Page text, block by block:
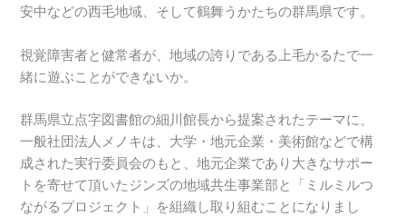
安中などの西毛地域、そして鶴舞うかたちの群馬県です。
視覚障害者と健常者が、地域の誇りである上毛かるたで一
緒に遊ぶことができないか。
群馬県立点字図書館の細川館長から提案されたテーマに、
一般社団法人メノキは、大学・地元企業・美術館などで構
成された実行委員会のもと、地元企業であり大きなサポー
トを寄せて頂いたジンズの地域共生事業部と「ミルミルつ
ながるプロジェクト」を組織し取り組むことになりまし